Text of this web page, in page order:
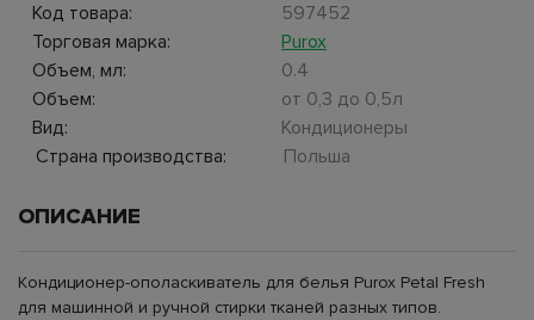
Код товара:
597452
Торговая марка:
Purox
Объем, мл:
0.4
Объем:
от 0,3 до 0,5л
Вид:
Кондиционеры
Страна производства:
Польша
ОПИСАНИЕ
Кондиционер-ополаскиватель для белья Purox Petal Fresh
для машинной и ручной стирки тканей разных типов.